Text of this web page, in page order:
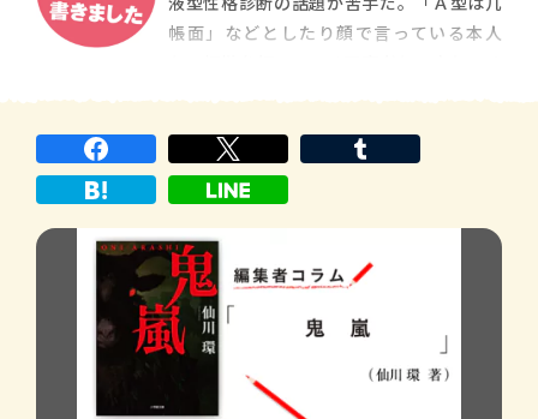
帳面」などとしたり顔で言っている本人
の場の雰囲気を壊すのは、気まずいものが
ある。そこで、「〇型の人は付き合い […]